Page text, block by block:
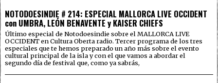
NOTODOESINDIE # 214: ESPECIAL MALLORCA LIVE OCCIDENT
con UMBRA, LEÓN BENAVENTE y KAISER CHIEFS
Último especial de Notodoesindie sobre el MALLORCA LIVE
OCCIDENT en Cultura Oberta radio. Tercer programa de los tres
especiales que te hemos preparado un año más sobre el evento
cultural principal de la isla y con el que vamos a abordar el
segundo día de festival que, como ya sabrás,